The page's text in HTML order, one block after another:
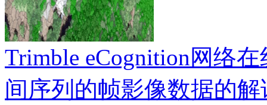
Trimble eCognition网络
间序列的帧影像数据的解